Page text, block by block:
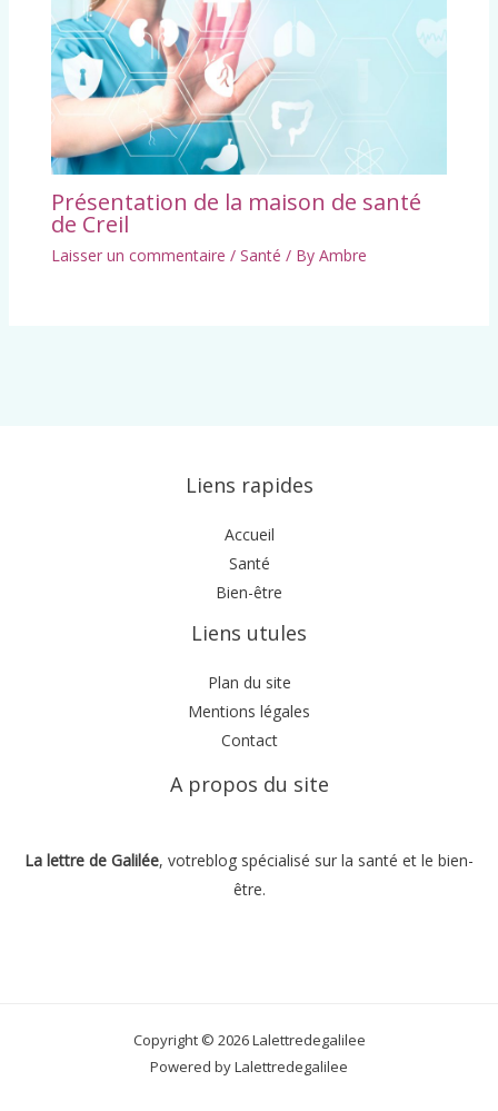
Présentation de la maison de santé
de Creil
Laisser un commentaire / Santé / By Ambre
Liens rapides
Accueil
Santé
Bien-être
Liens utules
Plan du site
Mentions légales
Contact
A propos du site
La lettre de Galilée, votreblog spécialisé sur la santé et le bien-
être.
Copyright © 2026 Lalettredegalilee
Powered by Lalettredegalilee